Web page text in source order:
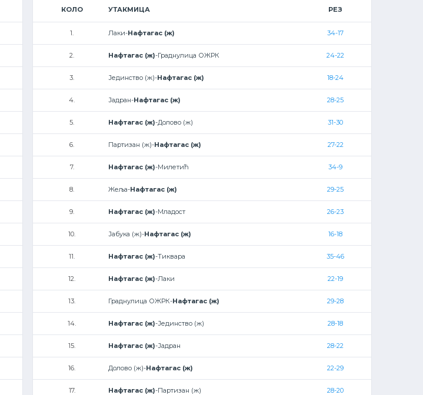
КОЛО УТАКМИЦА РЕЗ
1. Лаки-Нафтагас (ж) 34-17
2. Нафтагас (ж)-Граднулица ОЖРК 24-22
3. Јединство (ж)-Нафтагас (ж) 18-24
4. Јадран-Нафтагас (ж) 28-25
5. Нафтагас (ж)-Долово (ж) 31-30
6. Партизан (ж)-Нафтагас (ж) 27-22
7. Нафтагас (ж)-Милетић 34-9
8. Жеља-Нафтагас (ж) 29-25
9. Нафтагас (ж)-Младост 26-23
10. Јабука (ж)-Нафтагас (ж) 16-18
11. Нафтагас (ж)-Тиквара 35-46
12. Нафтагас (ж)-Лаки 22-19
13. Граднулица ОЖРК-Нафтагас (ж) 29-28
14. Нафтагас (ж)-Јединство (ж) 28-18
15. Нафтагас (ж)-Јадран 28-22
16. Долово (ж)-Нафтагас (ж) 22-29
17. Нафтагас (ж)-Партизан (ж) 28-20